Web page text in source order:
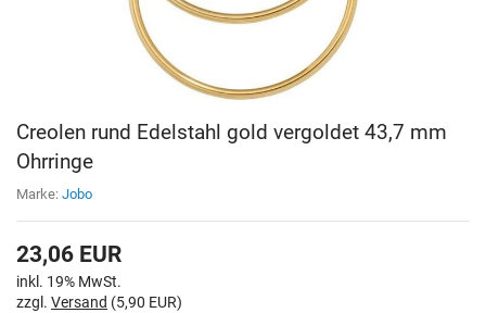
Creolen rund Edelstahl gold vergoldet 43,7 mm
Ohrringe
Marke: Jobo
23,06 EUR
inkl. 19% MwSt.
zzgl. Versand (5,90 EUR)